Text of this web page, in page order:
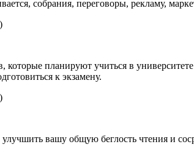
собрания, переговоры, рекламу,
планируют учиться в
к экзамену.
вашу общую беглость чтения и